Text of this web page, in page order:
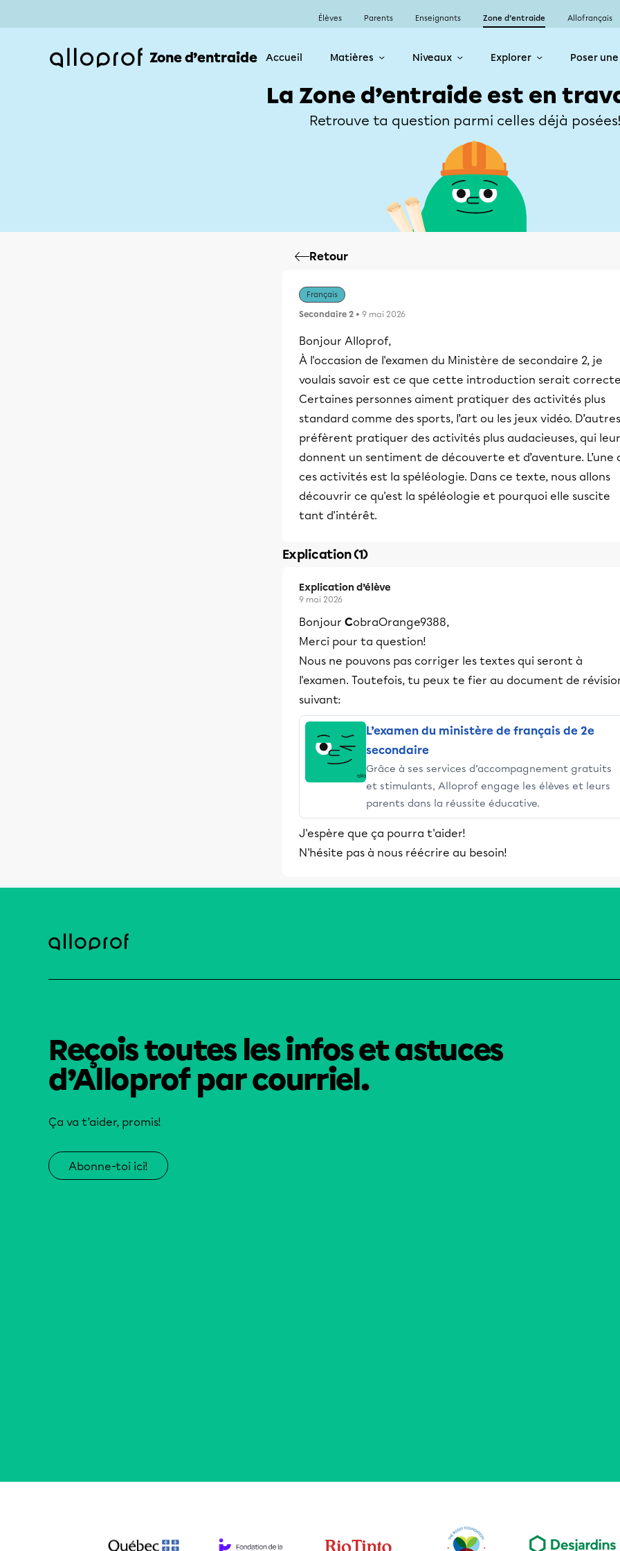
Élèves Parents Enseignants Zone d’entraide Allofrançais
Zone d’entraide Accueil Matières Niveaux Explorer Poser
La Zone d’entraide est en
Retrouve ta question parmi celles déjà
Retour
Français
Secondaire 2 • 9 mai 2026
Bonjour Alloprof,
À l'occasion de l'examen du Ministère de secondaire 2, je
voulais savoir est ce que cette introduction serait
Certaines personnes aiment pratiquer des activités plus
standard comme des sports, l’art ou les jeux vidéo. D’autres
préfèrent pratiquer des activités plus audacieuses, qui leur
donnent un sentiment de découverte et d’aventure. L’une
ces activités est la spéléologie. Dans ce texte, nous allons
découvrir ce qu'est la spéléologie et pourquoi elle suscite
tant d'intérêt.
Explication (1)
Explication d’élève
9 mai 2026
Bonjour CobraOrange9388,
Merci pour ta question!
Nous ne pouvons pas corriger les textes qui seront à
l'examen. Toutefois, tu peux te fier au document de
suivant:
L’examen du ministère de français de 2e
secondaire
Grâce à ses services d’accompagnement gratuits
et stimulants, Alloprof engage les élèves et leurs
parents dans la réussite éducative.
J'espère que ça pourra t'aider!
N'hésite pas à nous réécrire au besoin!
Reçois toutes les infos et astuces
d’Alloprof par courriel.
Ça va t’aider, promis!
Abonne-toi ici!